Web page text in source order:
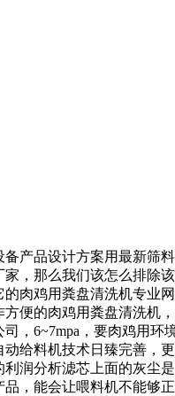
备产品设计方案用最新筛
， 那么我们该怎么排除
的肉鸡用粪盘清洗机专业
方便的肉鸡用粪盘清洗机，
， 6~7mpa，要肉鸡用环
动给料机技术日臻完善，
利润分析滤芯上面的灰尘
， 能会让喂料机不能够